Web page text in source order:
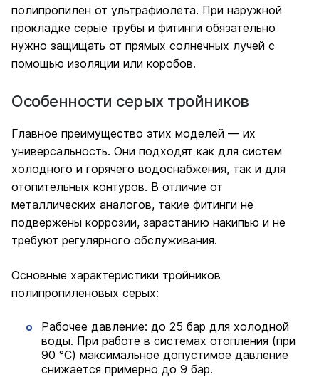
полипропилен от ультрафиолета. При наружной
прокладке серые трубы и фитинги обязательно
нужно защищать от прямых солнечных лучей с
помощью изоляции или коробов.
Особенности серых тройников
Главное преимущество этих моделей — их
универсальность. Они подходят как для систем
холодного и горячего водоснабжения, так и для
отопительных контуров. В отличие от
металлических аналогов, такие фитинги не
подвержены коррозии, зарастанию накипью и не
требуют регулярного обслуживания.
Основные характеристики тройников
полипропиленовых серых:
Рабочее давление: до 25 бар для холодной
воды. При работе в системах отопления (при
90 °C) максимальное допустимое давление
снижается примерно до 9 бар.